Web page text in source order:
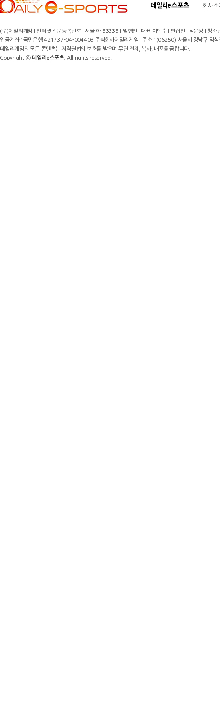
데일리e스포츠 회사소
(주)데일리게임 | 인터넷 신문등록번호 : 서울 아 53335 | 발행인 : 대표 이택수 | 편집인 : 박운성 |
입금계좌 : 국민은행 421737-04-004403 주식회사데일리게임 | 주소 : (06250) 서울시 강남구
데일리게임의 모든 콘텐츠는 저작권법의 보호를 받으며 무단 전재, 복사, 배포를 금합니다.
Copyright ⓒ데일리e스포츠. All rights reserved.